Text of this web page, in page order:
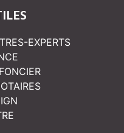
EXPERTS